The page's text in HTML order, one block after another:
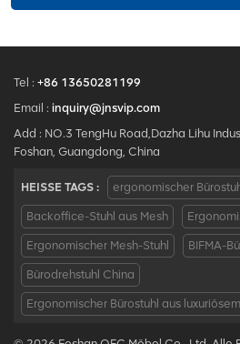
Tel : +86 13650281199
Email : inquiry@jnsvip.com
Add : NO.3 TengHu Road,Dazha Lihu
Foshan, Guangdong, China
HEISSE TAGS : ergonomischer
Backoffice-Stuhl aus Mesh
Ergonomischer Mesh-Stuhl BIFMA-
Bürodrehstuhl China
Ergonomischer Bürostuhl aus